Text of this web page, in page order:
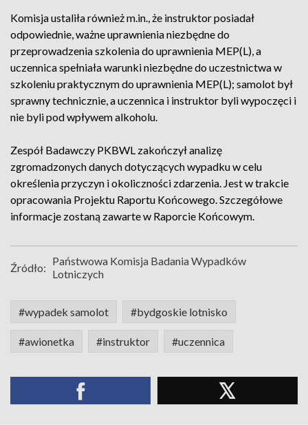
Komisja ustaliła również m.in., że instruktor posiadał
odpowiednie, ważne uprawnienia niezbędne do
przeprowadzenia szkolenia do uprawnienia MEP(L), a
uczennica spełniała warunki niezbędne do uczestnictwa w
szkoleniu praktycznym do uprawnienia MEP(L); samolot był
sprawny technicznie, a uczennica i instruktor byli wypoczęci i
nie byli pod wpływem alkoholu.
Zespół Badawczy PKBWL zakończył analizę
zgromadzonych danych dotyczących wypadku w celu
określenia przyczyn i okoliczności zdarzenia. Jest w trakcie
opracowania Projektu Raportu Końcowego. Szczegółowe
informacje zostaną zawarte w Raporcie Końcowym.
Źródło: Państwowa Komisja Badania Wypadków
Lotniczych
#wypadek samolot #bydgoskie lotnisko
#awionetka #instruktor #uczennica